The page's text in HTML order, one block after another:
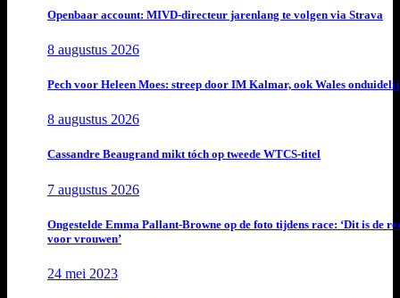
Openbaar account: MIVD-directeur jarenlang te volgen via Strava
8 augustus 2026
Pech voor Heleen Moes: streep door IM Kalmar, ook Wales
8 augustus 2026
Cassandre Beaugrand mikt tóch op tweede WTCS-titel
7 augustus 2026
Ongestelde Emma Pallant-Browne op de foto tijdens race: ‘Dit is de
voor vrouwen’
24 mei 2023